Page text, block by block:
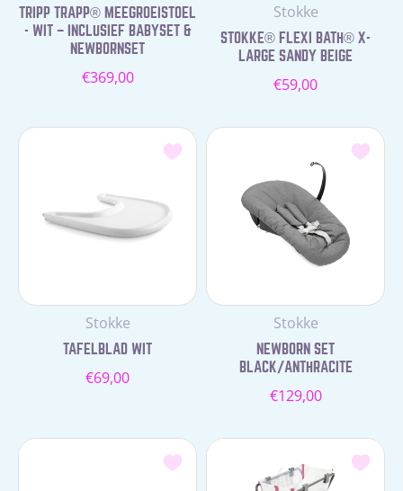
TRIPP TRAPP® MEEGROEISTOEL
- WIT – INCLUSIEF BABYSET &
NEWBORNSET
Normale
€369,00
Leverancier:
Stokke
STOKKE® FLEXI BATH® X-
LARGE SANDY BEIGE
Normale
€59,00
Leverancier:
Stokke
TAFELBLAD WIT
Normale
€69,00
Leverancier:
Stokke
NEWBORN SET
BLACK/ANTHRACITE
Normale
€129,00